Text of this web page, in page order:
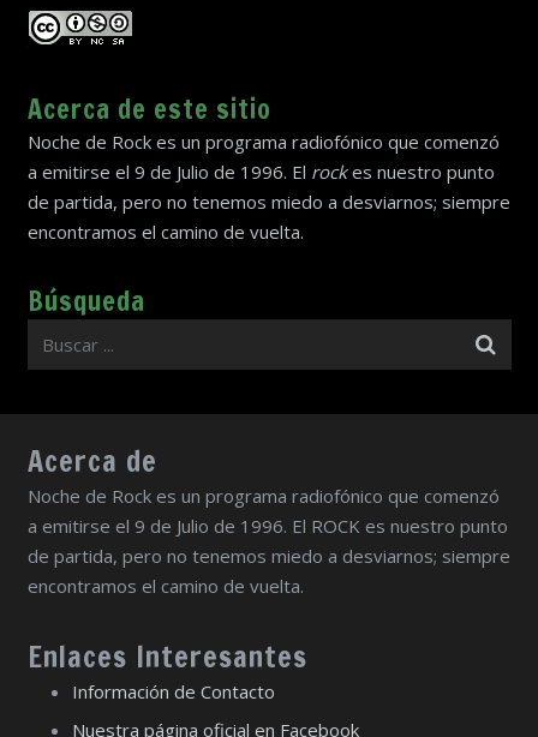
Acerca de este sitio
Noche de Rock es un programa radiofónico que comenzó
a emitirse el 9 de Julio de 1996. El rockes nuestro punto
de partida, pero no tenemos miedo a desviarnos; siempre
encontramos el camino de vuelta.
Búsqueda
Acerca de
Noche de Rock es un programa radiofónico que comenzó
a emitirse el 9 de Julio de 1996. El ROCK es nuestro punto
de partida, pero no tenemos miedo a desviarnos; siempre
encontramos el camino de vuelta.
Enlaces Interesantes
Información de Contacto
Nuestra página oficial en Facebook